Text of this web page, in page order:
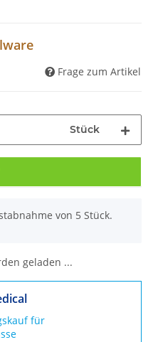
Frage zum Artikel
Stück
von 5 Stück.
geladen ...
für